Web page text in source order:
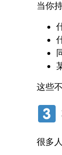
当你
这些
很多